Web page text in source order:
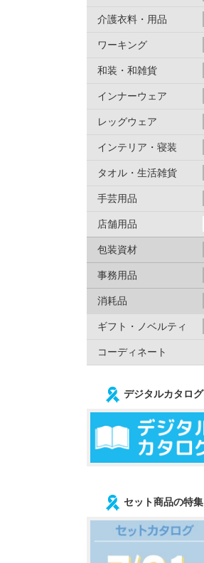
介護衣料・用品
ワーキング
和装・和雑貨
インナーウェア
レッグウェア
インテリア・寝装
タオル・生活雑貨
手芸用品
店舗用品
包装資材
事務用品
消耗品
ギフト・ノベルティ
コーディネート
デジタルカタログ
セット商品の特集